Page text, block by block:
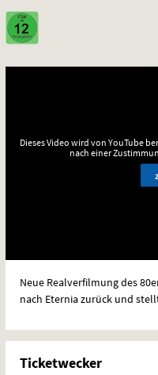
Dieses Video wird von YouTube
nach einer
Neue Realverfilmung des
nach Eternia zurück und
Ticketwecker